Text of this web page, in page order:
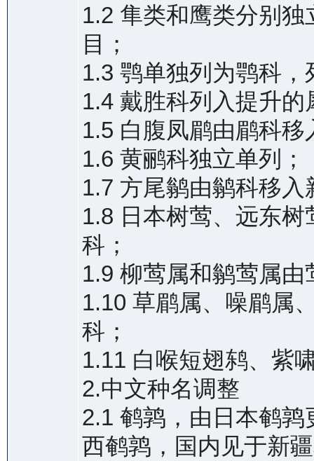
1.2 隼类和鹰类分别
目；
1.3 鹗单独列为鹗科，
1.4 戴胜科列入提升的
1.5 白腹凤鹛由鹛科移
1.6 黄鹂科独立单列；
1.7 方尾鹟由鹟科移入
1.8 日本树莺、远东
科；
1.9 柳莺属和鹟莺属
1.10 草鹛属、噪鹛属
科；
1.11 白喉短翅鸫、紫
2.中文种名调整
2.1 鹌鹑，由日本鹌
西鹌鹑，国内见于新